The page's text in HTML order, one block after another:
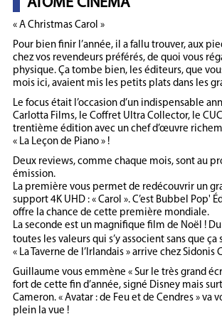
« A Christmas Carol »
Pour bien finir l’année, il a fallu trouver, aux
chez vos revendeurs préférés, de quoi vous
physique. Ça tombe bien, les éditeurs, que
mois ici, avaient mis les petits plats dans les
Le focus était l’occasion d’un indispensable
Carlotta Films, le Coffret Ultra Collector, le
trentième édition avec un chef d’œuvre
« La Leçon de Piano » !
Deux reviews, comme chaque mois, sont au
émission.
La première vous permet de redécouvrir un
support 4K UHD : « Carol ». C’est Bubbel Pop'
offre la chance de cette première mondiale.
La seconde est un magnifique film de Noël !
toutes les valeurs qui s’y associent sans que ça
« La Taverne de l’Irlandais » arrive chez Sidonis
Guillaume vous emmène « Sur le très grand
fort de cette fin d’année, signé Disney mais
Cameron. « Avatar : de Feu et de Cendres » va
plein la vue !